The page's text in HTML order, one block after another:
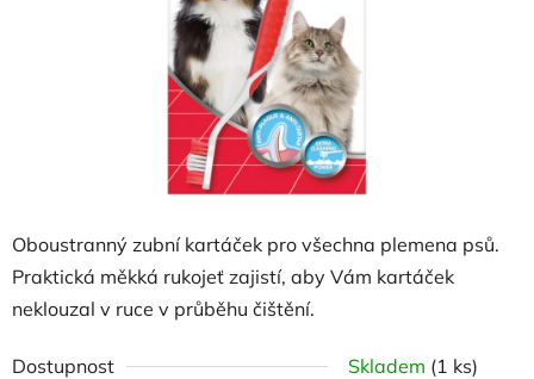
Oboustranný zubní kartáček pro všechna plemena psů.
Praktická měkká rukojeť zajistí, aby Vám kartáček
neklouzal v ruce v průběhu čištění.
Dostupnost Skladem (1 ks)